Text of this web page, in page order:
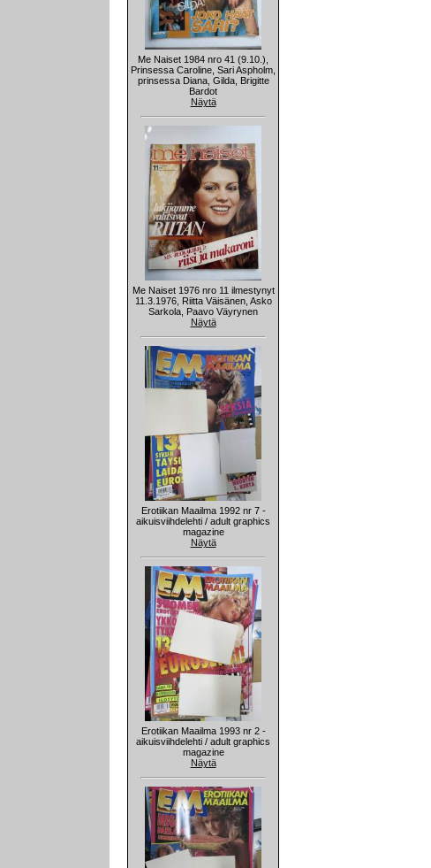
Me Naiset 1984 nro 41 (9.10.),
Prinsessa Caroline, Sari Aspholm,
prinsessa Diana, Gilda, Brigitte
Bardot
Näytä
Me Naiset 1976 nro 11 ilmestynyt
11.3.1976, Riitta Väisänen, Asko
Sarkola, Paavo Väyrynen
Näytä
Erotiikan Maailma 1992 nr 7 -
aikuisviihdelehti / adult graphics
magazine
Näytä
Erotiikan Maailma 1993 nr 2 -
aikuisviihdelehti / adult graphics
magazine
Näytä